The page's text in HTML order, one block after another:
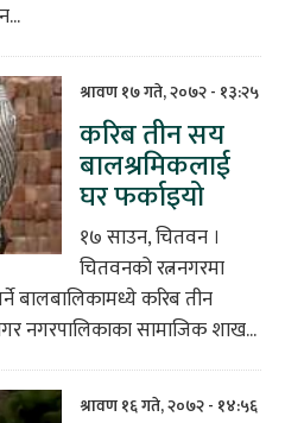
श्रावण १७ गते, २०७२ - १३:२५
करिब तीन सय
बालश्रमिकलाई
घर फर्काइयो
१७ साउन, चितवन ।
चितवनको रत्ननगरमा
बालबालिकामध्ये करिब तीन
नगरपालिकाका सामाजिक शाख...
श्रावण १६ गते, २०७२ - १४:५६